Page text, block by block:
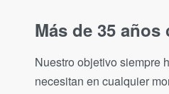
Más de 35
Nuestro objetivo siempre
necesitan en cualquier